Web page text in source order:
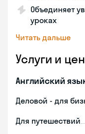
Объединяет
уроках
Читать дальше
Услуги и
Английский
Деловой - для
Для путешествий